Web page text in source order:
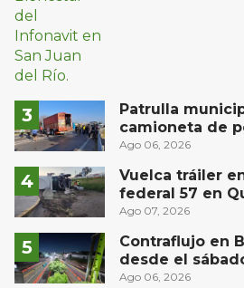
Patrulla
camioneta de
en la autopista
Ago 06, 2026
Vuelca tráiler
federal 57 en
derrame de
Ago 07, 2026
Contraflujo en
desde el
compleja del
Ago 06, 2026